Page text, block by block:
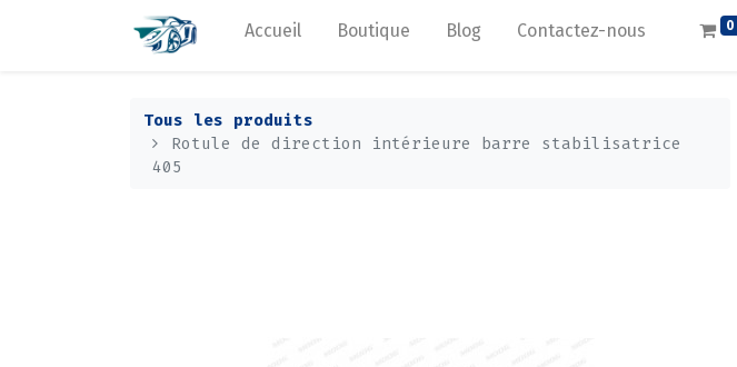
Accueil Boutique Blog Contactez-nous 0
Tous les produits
Rotule de direction intérieure barre stabilisatrice
405